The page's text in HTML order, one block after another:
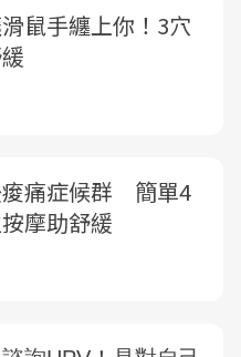
鼠手纏上你！3穴
痠痛症候群 簡單4
摩助舒緩